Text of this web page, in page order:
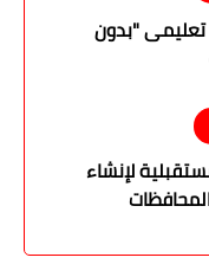
تعليمى "بدون
لإنشاء